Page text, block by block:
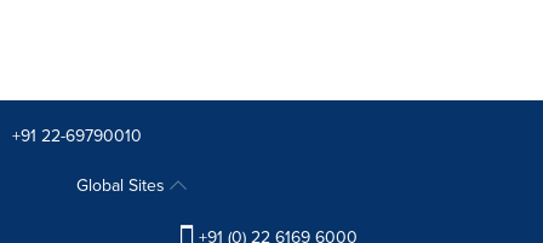
+91 22-69790010
Global Sites
+91 (0) 22 6169 6000